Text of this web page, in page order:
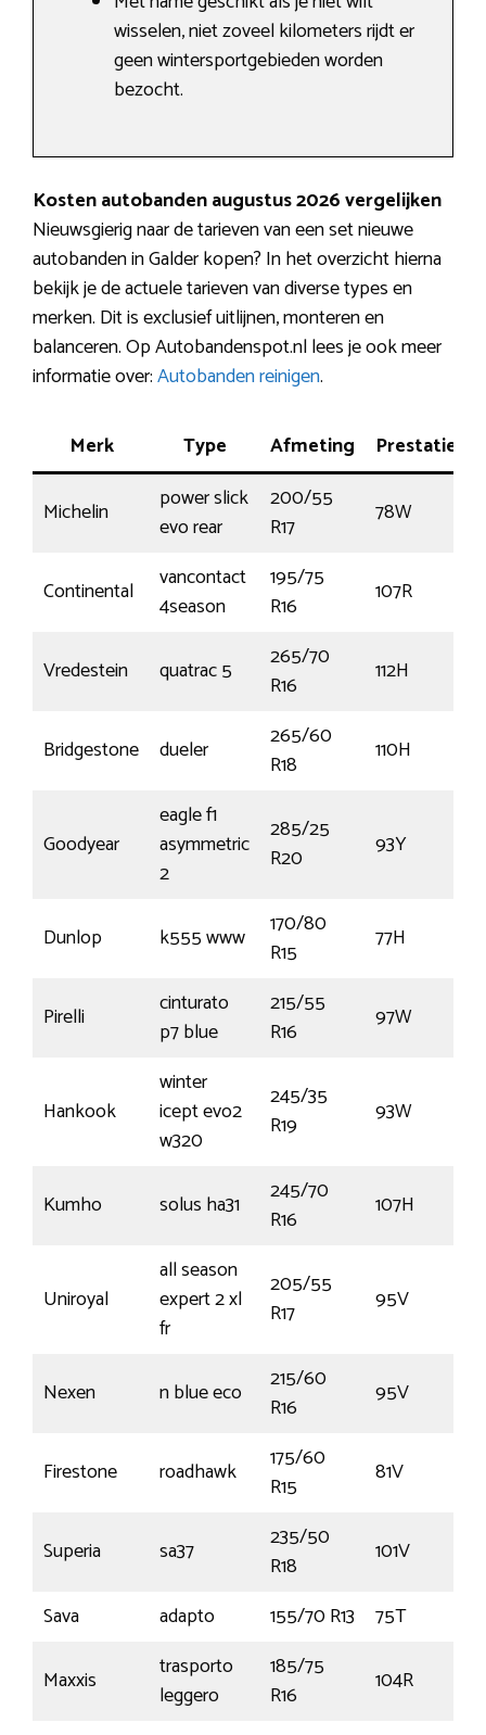
wisselen, niet zoveel kilometers rijdt er
geen wintersportgebieden worden
bezocht.
Kosten autobanden augustus 2026 vergelijken
Nieuwsgierig naar de tarieven van een set nieuwe
autobanden in Galder kopen? In het overzicht hierna
bekijk je de actuele tarieven van diverse types en
merken. Dit is exclusief uitlijnen, monteren en
balanceren. Op Autobandenspot.nl lees je ook meer
informatie over:Autobanden reinigen.
Merk Type Afmeting Prestatie
Michelin
power slick
evo rear
200/55
R17
78W
Continental
vancontact
4season
195/75
R16
107R
Vredestein quatrac 5
265/70
R16
112H
Bridgestone dueler
265/60
R18
110H
Goodyear
eagle f1
asymmetric
2
285/25
R20
93Y
Dunlop k555 www
170/80
R15
77H
Pirelli
cinturato
p7 blue
215/55
R16
97W
Hankook
winter
icept evo2
w320
245/35
R19
93W
Kumho solus ha31
245/70
R16
107H
Uniroyal
all season
expert 2 xl
fr
205/55
R17
95V
Nexen n blue eco
215/60
R16
95V
Firestone roadhawk
175/60
R15
81V
Superia sa37
235/50
R18
101V
Sava
adapto 155/70 R13 75T
Maxxis
trasporto
leggero
185/75
R16
104R